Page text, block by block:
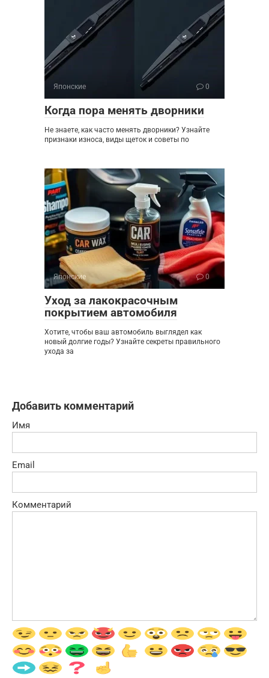
Японские 0
Когда пора менять дворники
Не знаете, как часто менять дворники? Узнайте
признаки износа, виды щеток и советы по
Японские 0
Уход за лакокрасочным
покрытием автомобиля
Хотите, чтобы ваш автомобиль выглядел как
новый долгие годы? Узнайте секреты правильного
ухода за
Добавить комментарий
Имя
Email
Комментарий